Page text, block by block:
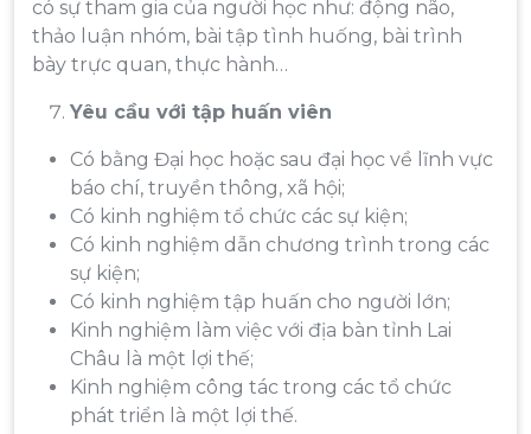
có sự tham gia của người học như: động não,
thảo luận nhóm, bài tập tình huống, bài trình
bày trực quan, thực hành…
Yêu cầu với tập huấn viên
Có bằng Đại học hoặc sau đại học về lĩnh vực
báo chí, truyền thông, xã hội;
Có kinh nghiệm tổ chức các sự kiện;
Có kinh nghiệm dẫn chương trình trong các
sự kiện;
Có kinh nghiệm tập huấn cho người lớn;
Kinh nghiệm làm việc với địa bàn tỉnh Lai
Châu là một lợi thế;
Kinh nghiệm công tác trong các tổ chức
phát triển là một lợi thế.